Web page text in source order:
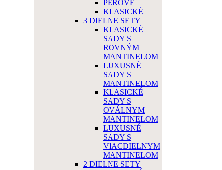
PEROVÉ
KLASICKÉ
3 DIELNE SETY
KLASICKÉ
SADY S
ROVNÝM
MANTINELOM
LUXUSNÉ
SADY S
MANTINELOM
KLASICKÉ
SADY S
OVÁLNYM
MANTINELOM
LUXUSNÉ
SADY S
VIACDIELNYM
MANTINELOM
2 DIELNE SETY